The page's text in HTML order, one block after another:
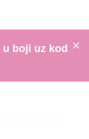
u boji uz kod